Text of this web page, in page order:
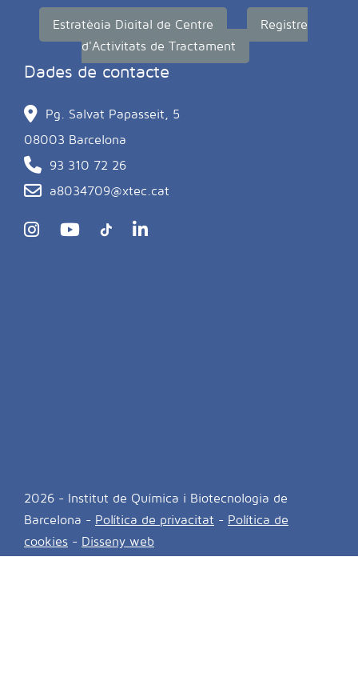
Estratègia Digital de Centre
Registre
d'Activitats de Tractament
Dades de contacte
Pg. Salvat Papasseit, 5
08003 Barcelona
93 310 72 26
a8034709@xtec.cat
2026 - Institut de Química i Biotecnologia de
Barcelona - Política de privacitat - Política de
cookies - Disseny web